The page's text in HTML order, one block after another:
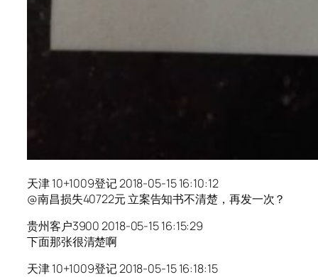
天津 10+1009登记 2018-05-15 16:10:12
@南昌损失40722元 立案告知书不清楚，再发一次？
贵州客户3900 2018-05-15 16:15:29
下面那张很清楚啊
天津 10+1009登记 2018-05-15 16:18:15